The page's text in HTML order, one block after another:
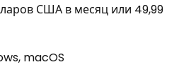
США в месяц или 49,99
macOS